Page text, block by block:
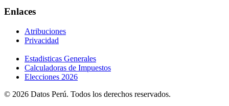
Enlaces
Atribuciones
Privacidad
Estadisticas Generales
Calculadoras de Impuestos
Elecciones 2026
© 2026 Datos Perú. Todos los derechos reservados.